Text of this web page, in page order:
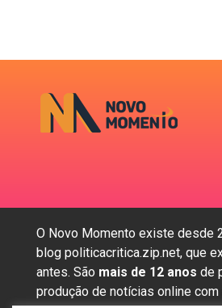
O Novo Momento existe desde
blog politicacritica.zip.net, que
antes. São mais de 12 anos de
produção de notícias online